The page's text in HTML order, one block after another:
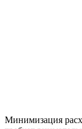
Минимизация